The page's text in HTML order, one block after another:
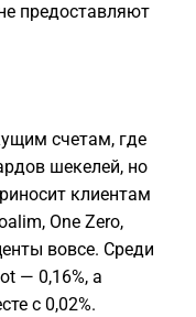
предоставляют
счетам, где
шекелей, но
клиентам
One Zero,
вовсе. Среди
— 0,16%, а
с 0,02%.